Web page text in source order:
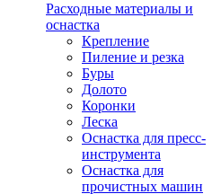
Расходные материалы и
оснастка
Крепление
Пиление и резка
Буры
Долото
Коронки
Леска
Оснастка для пресс-
инструмента
Оснастка для
прочистных машин